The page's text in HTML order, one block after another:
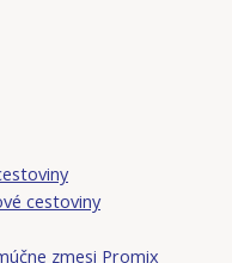
cestoviny
zmesi Promix